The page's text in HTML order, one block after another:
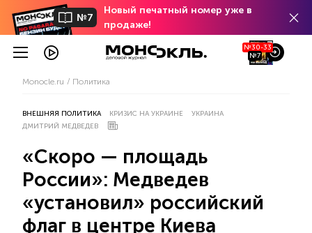
№7
Новый печатный номер уже в
продаже!
№30-33
№7
Monocle.ru Политика
ВНЕШНЯЯ ПОЛИТИКА КРИЗИС НА УКРАИНЕ
УКРАИНА
ДМИТРИЙ МЕДВЕДЕВ
«Скоро — площадь
России»: Медведев
«установил» российский
флаг в центре Киева